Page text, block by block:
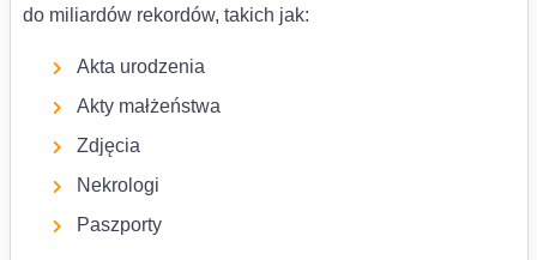
do miliardów rekordów, takich jak:
Akta urodzenia
Akty małżeństwa
Zdjęcia
Nekrologi
Paszporty